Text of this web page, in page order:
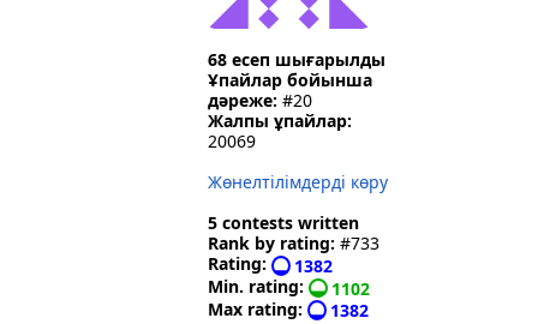
68 есеп шығарылды
Ұпайлар бойынша
дәреже: #20
Жалпы ұпайлар:
20069
Жөнелтілімдерді көру
5 contests written
Rank by rating: #733
Rating:
1382
Min. rating:
1102
Max rating:
1382